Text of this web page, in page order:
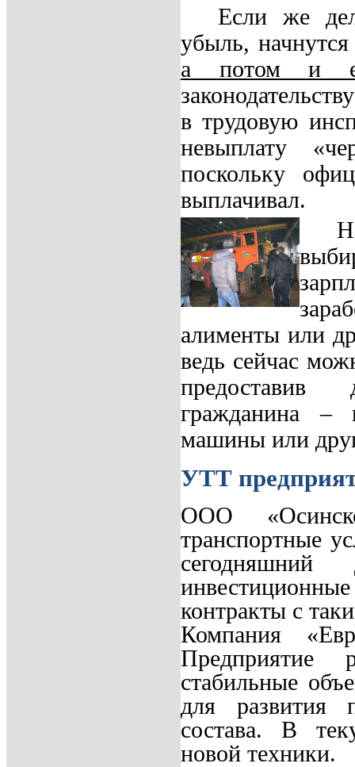
Если же
убыль,
а потом и
в трудовую
невыплату
поскольку
выплачивал.
алименты или
ведь сейчас
предоставив
гражданина –
машины или
УТТ
ООО
транспортные
контракты с
Компания
Предприятие
стабильные
для развития
состава. В
новой техники.